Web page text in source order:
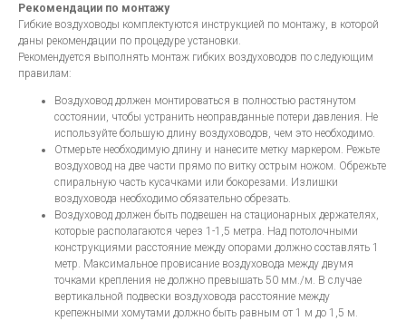
Рекомендации по монтажу
Гибкие воздуховоды комплектуются инструкцией по монтажу, в которой
даны рекомендации по процедуре установки.
Рекомендуется выполнять монтаж гибких воздуховодов по следующим
правилам:
Воздуховод должен монтироваться в полностью растянутом
состоянии, чтобы устранить неоправданные потери давления. Не
используйте большую длину воздуховодов, чем это необходимо.
Отмерьте необходимую длину и нанесите метку маркером. Режьте
воздуховод на две части прямо по витку острым ножом. Обрежьте
спиральную часть кусачками или бокорезами. Излишки
воздуховода необходимо обязательно обрезать.
Воздуховод должен быть подвешен на стационарных держателях,
которые располагаются через 1-1,5 метра. Над потолочными
конструкциями расстояние между опорами должно составлять 1
метр. Максимальное провисание воздуховода между двумя
точками крепления не должно превышать 50 мм./м. В случае
вертикальной подвески воздуховода расстояние между
крепежными хомутами должно быть равным от 1 м до 1,5 м.